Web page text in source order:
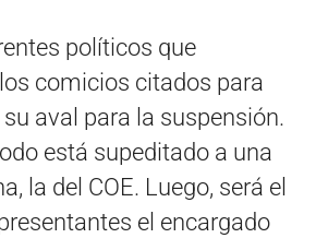
políticos que
comicios citados para
aval para la suspensión.
está supeditado a una
la del COE. Luego, será el
el encargado